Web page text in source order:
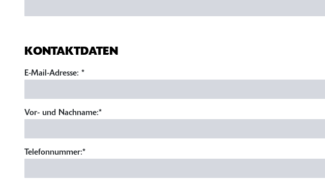
KONTAKTDATEN
E-Mail-Adresse: *
Vor- und Nachname:*
Telefonnummer:*